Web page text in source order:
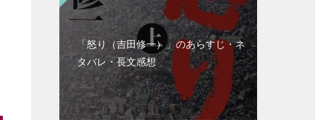
「怒り（吉田修一）」のあらすじ・ネ
タバレ・長文感想